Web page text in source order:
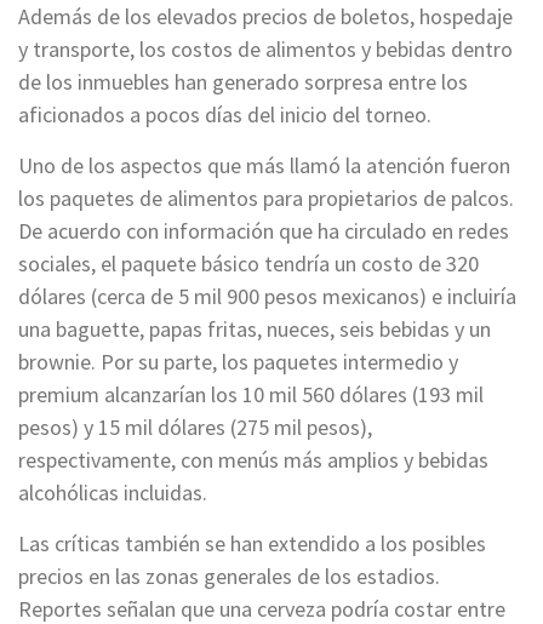
Además de los elevados precios de boletos, hospedaje
y transporte, los costos de alimentos y bebidas dentro
de los inmuebles han generado sorpresa entre los
aficionados a pocos días del inicio del torneo.
Uno de los aspectos que más llamó la atención fueron
los paquetes de alimentos para propietarios de palcos.
De acuerdo con información que ha circulado en redes
sociales, el paquete básico tendría un costo de 320
dólares (cerca de 5 mil 900 pesos mexicanos) e incluiría
una baguette, papas fritas, nueces, seis bebidas y un
brownie. Por su parte, los paquetes intermedio y
premium alcanzarían los 10 mil 560 dólares (193 mil
pesos) y 15 mil dólares (275 mil pesos),
respectivamente, con menús más amplios y bebidas
alcohólicas incluidas.
Las críticas también se han extendido a los posibles
precios en las zonas generales de los estadios.
Reportes señalan que una cerveza podría costar entre